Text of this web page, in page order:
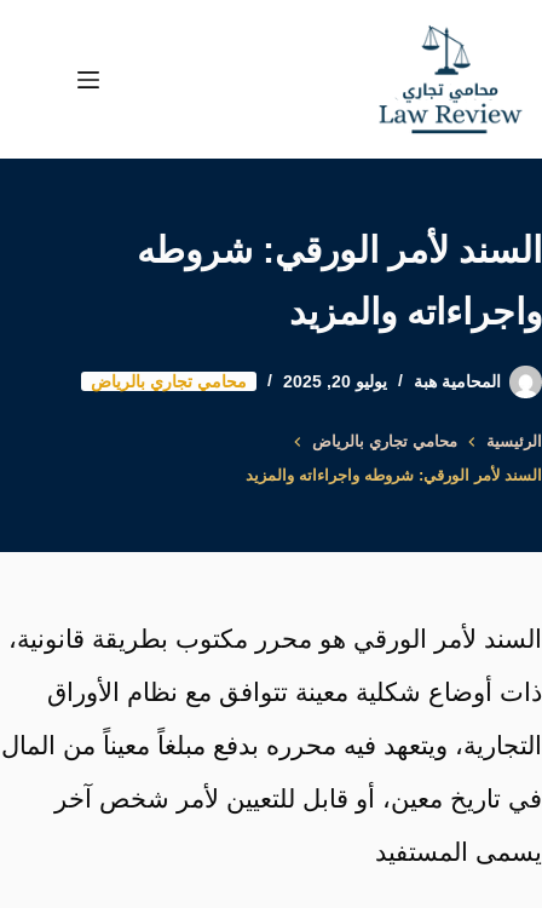
المحتوى
السند لأمر الورقي: شروطه
واجراءاته والمزيد
المحامية هبة يوليو 20, 2025 محامي تجاري بالرياض
الرئيسية
محامي تجاري بالرياض
السند لأمر الورقي: شروطه واجراءاته والمزيد
السند لأمر الورقي هو محرر مكتوب بطريقة قانونية،
ذات أوضاع شكلية معينة تتوافق مع نظام الأوراق
التجارية، ويتعهد فيه محرره بدفع مبلغاً معيناً من المال
في تاريخ معين، أو قابل للتعيين لأمر شخص آخر
يسمى المستفيد